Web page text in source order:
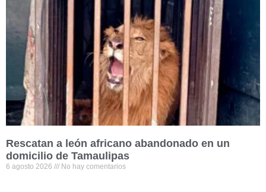
Rescatan a león africano abandonado en un
domicilio de Tamaulipas
6 agosto 2026 No hay comentarios